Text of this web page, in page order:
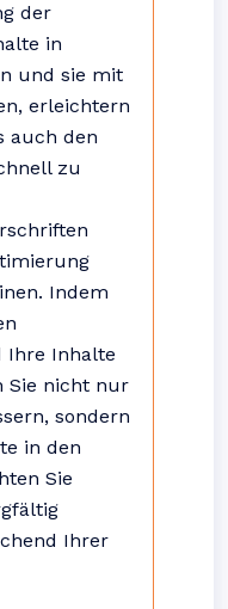
der
in
und sie mit
erleichtern
auch den
zu
Indem
Ihre Inhalte
Sie nicht nur
sondern
in den
Sie
Ihrer